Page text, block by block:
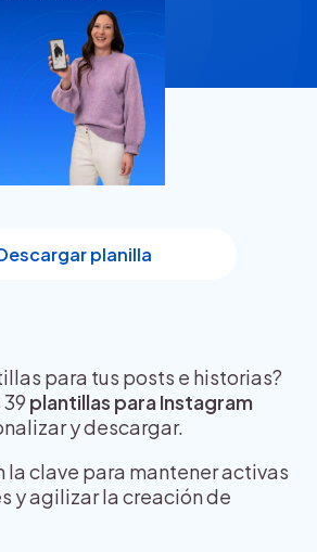
planilla
para tus posts e historias?
plantillas para Instagram
y descargar.
la clave para mantener activas
y agilizar la creación de